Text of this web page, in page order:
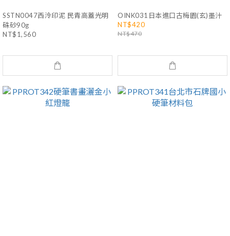
SSTN0047西泠印泥 民青高蓋光明
硃砂90g
NT$1,560
OINK031日本進口古梅園(玄)墨汁
NT$420
NT$470